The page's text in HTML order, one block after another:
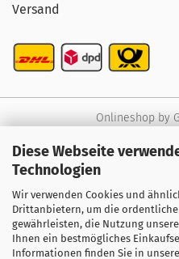
Diese Webseite
Technologien
Wir verwenden Cookies und
Drittanbietern, um die
gewährleisten, die Nutzung
Ihnen ein bestmögliches
Informationen finden Sie in
Versand
Onlineshopby